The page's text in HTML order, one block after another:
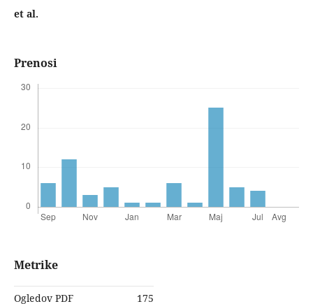
et al.
Prenosi
Metrike
Ogledov PDF 175